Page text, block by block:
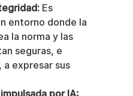
Es
entorno donde la
la norma y las
seguras, e
a expresar sus